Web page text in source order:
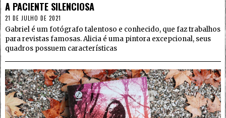
A PACIENTE SILENCIOSA
21 DE JULHO DE 2021
Gabriel é um fotógrafo talentoso e conhecido, que faz trabalhos
para revistas famosas. Alicia é uma pintora excepcional, seus
quadros possuem características